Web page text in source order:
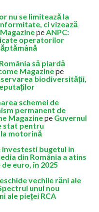
nu se limitează la
ci vizează
peANPC:
operatorilor
să piardă
Magazinepe
biodiversității,
schemei de
permanent de
Magazinepe Guvernul
stat pentru
motorină
investesti bugetul in
din România a atins
euro, în 2025
vechile răni ale
unui nou
ale pieței RCA